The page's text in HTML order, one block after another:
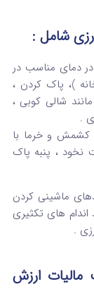
شامل :
دمای مناسب در
)، پاک کردن ،
شالی کوبی ،
.
کشمش و خرما با
، پنبه پاک
ماشینی کردن
های تکثیری
.
ارزش